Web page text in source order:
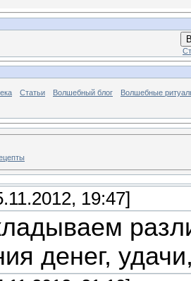
Статьи Волшебный блог Волшебные
19:47]
денег,